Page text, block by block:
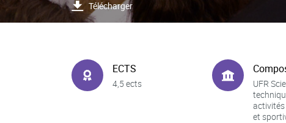
Télécharger
ECTS
4,5 ects
UFR
et